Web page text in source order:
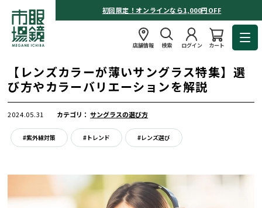
初回限定！オンラインなら1,000円OFF
店舗情報 検索 ログイン カート
【レンズカラーが薄いサングラス特集】選
び方やカラーバリエーションを解説
2024.05.31 カテゴリ： サングラスの選び方
#紫外線対策 #トレンド #レンズ選び